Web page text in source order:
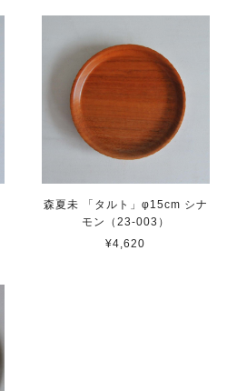
森夏未 「タルト」φ15cm シナ
モン（23-003）
¥4,620